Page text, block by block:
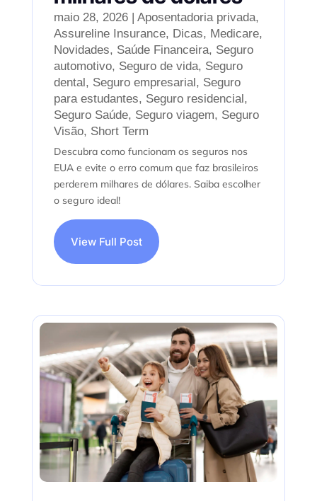
maio 28, 2026| Aposentadoria privada,
Assureline Insurance, Dicas, Medicare,
Novidades, Saúde Financeira, Seguro
automotivo, Seguro de vida, Seguro
dental , Seguro empresarial , Seguro
para estudantes, Seguro residencial ,
Seguro Saúde, Seguro viagem, Seguro
Visão, Short Term
Descubra como funcionam os seguros nos
EUA e evite o erro comum que faz brasileiros
perderem milhares de dólares. Saiba escolher
o seguro ideal!
View Full Post